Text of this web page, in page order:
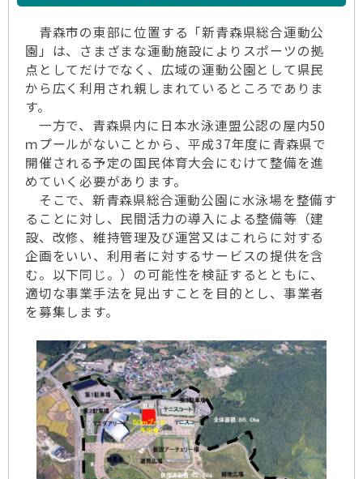
青森市の東部に位置する「新青森県総合運動公
園」は、さまざまな運動施設によりスポーツの拠
点としてだけでなく、広域の運動公園として県民
から広く利用され親しまれているところでありま
す。
一方で、青森県内に日本水泳連盟公認の屋内50
ｍプールがないことから、平成37年度に青森県で
開催される予定の国民体育大会にむけて整備を進
めていく必要があります。
そこで、新青森県総合運動公園に水泳場を整備す
ることに対し、民間活力の導入による整備等（建
設、改修、維持管理及び運営又はこれらに対する
企画をいい、利用者に対するサービスの提供を含
む。以下同じ。）の可能性を検証するとともに、
適切な事業手法を見出すことを目的とし、事業者
を募集します。